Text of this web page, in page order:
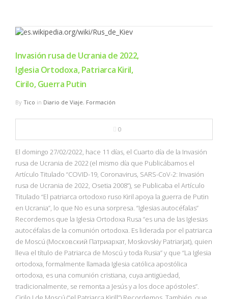
Invasión rusa de Ucrania de 2022,
Iglesia Ortodoxa, Patriarca Kiril,
Cirilo, Guerra Putin
By Tico in Diario de Viaje, Formación
0
El domingo 27/02/2022, hace 11 días, el Cuarto día de la Invasión
rusa de Ucrania de 2022 (el mismo día que Publicábamos el
Artículo Titulado “COVID-19, Coronavirus, SARS-CoV-2: Invasión
rusa de Ucrania de 2022, Osetia 2008”), se Publicaba el Artículo
Titulado “El patriarca ortodoxo ruso Kiril apoya la guerra de Putin
en Ucrania”, lo que No es una sorpresa. “Iglesias autocéfalas”
Recordemos que la Iglesia Ortodoxa Rusa “es una de las Iglesias
autocéfalas de la comunión ortodoxa. Es liderada por el patriarca
de Moscú (Московский Патриархат, Moskovskiy Patriarjat), quien
lleva el título de Patriarca de Moscú y toda Rusia” y que “La Iglesia
ortodoxa, formalmente llamada Iglesia católica apostólica
ortodoxa, es una comunión cristiana, cuya antigüedad,
tradicionalmente, se remonta a Jesús y a los doce apóstoles”.